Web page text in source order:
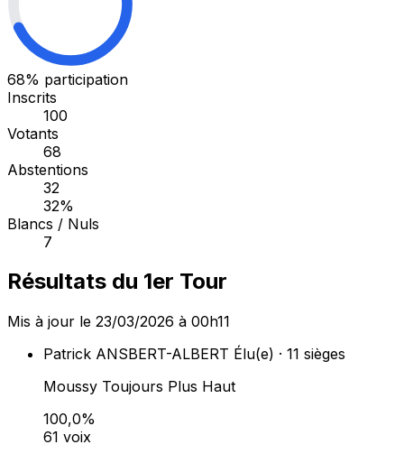
68% participation
Inscrits
100
Votants
68
Abstentions
32
32%
Blancs / Nuls
7
Résultats du 1er Tour
Mis à jour le 23/03/2026 à 00h11
Patrick ANSBERT-ALBERT Élu(e) · 11 sièges
Moussy Toujours Plus Haut
100,0%
61 voix